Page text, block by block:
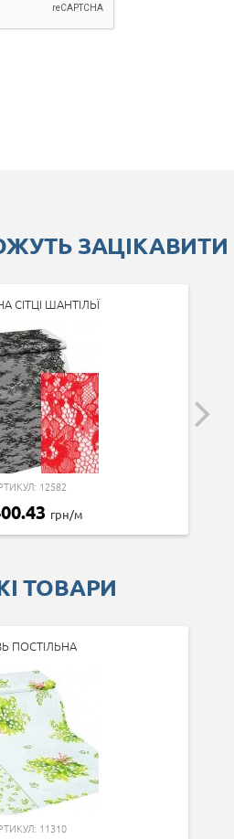
ЗАЦІКАВИТИ
СІТЦІ ШАНТІЛЬЇ
12582
грн/м
ТОВАРИ
ПОСТІЛЬНА
11310